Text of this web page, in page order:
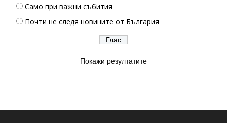
Само при важни събития
Почти не следя новините от България
Покажи резултатите